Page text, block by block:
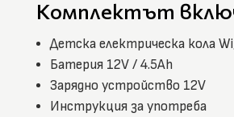
Комплектът
Детска електрическа кола
Батерия 12V / 4.5Ah
Зарядно устройство 12V
Инструкция за употреба